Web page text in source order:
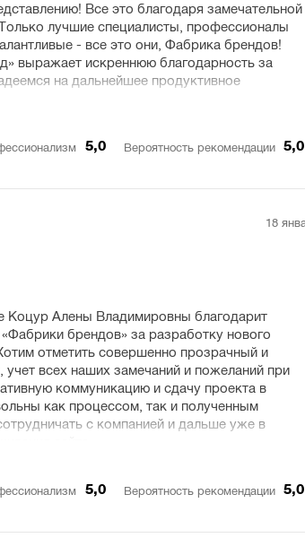
Все это благодаря замечательной
лучшие специалисты, профессионалы
- все это они, Фабрика брендов!
выражает искреннюю благодарность за
на дальнейшее продуктивное
5,0 Вероятность рекомендации 5,0
18
Коцур Алены Владимировны благодарит
брендов» за разработку нового
отметить совершенно прозрачный и
учет всех наших замечаний и пожеланий при
коммуникацию и сдачу проекта в
как процессом, так и полученным
с компанией и дальше уже в
5,0 Вероятность рекомендации 5,0